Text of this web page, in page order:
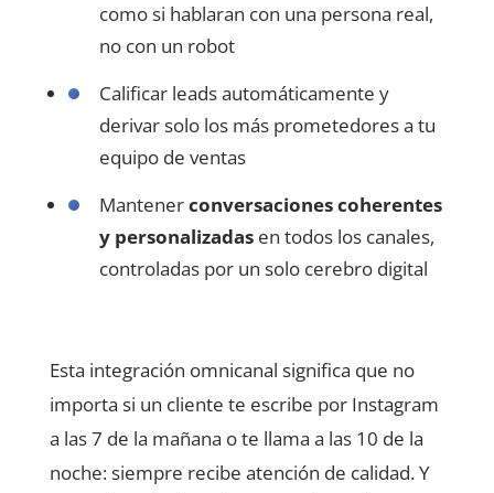
como si hablaran con una persona real,
no con un robot
Calificar leads automáticamente y
derivar solo los más prometedores a tu
equipo de ventas
Mantenerconversaciones coherentes
y personalizadas en todos los canales,
controladas por un solo cerebro digital
Esta integración omnicanal significa que no
importa si un cliente te escribe por Instagram
a las 7 de la mañana o te llama a las 10 de la
noche: siempre recibe atención de calidad. Y